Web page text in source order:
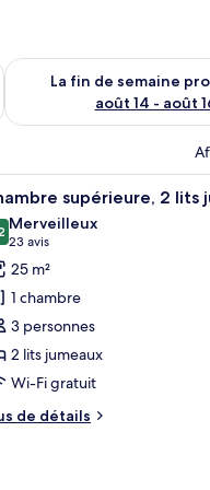
semaine août 7 - août 9
La fin de semaine
août 14 - août
Vérifier la disponibilité
une chaise et un canapé.
:
10 supérieure, 2 lits
sur 10
Merveilleux
23 avis
(23 avis)
25 m²
1 chambre
3 personnes
2 lits jumeaux
Wi-Fi gratuit
de détails